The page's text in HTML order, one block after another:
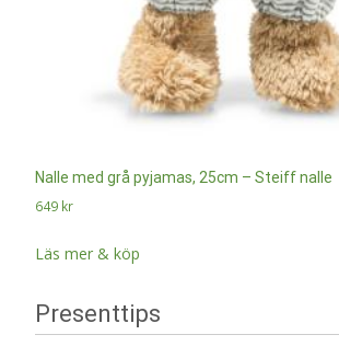
Nalle med grå pyjamas, 25cm – Steiff nalle
649 kr
Läs mer & köp
Presenttips